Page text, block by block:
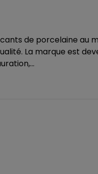
de porcelaine au
La marque est